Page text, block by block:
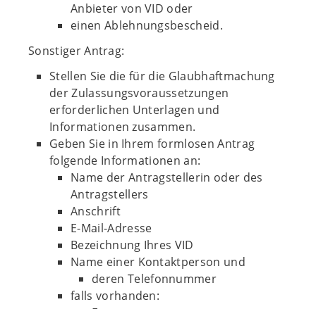
Anbieter von VID oder
einen Ablehnungsbescheid.
Sonstiger Antrag:
Stellen Sie die für die Glaubhaftmachung
der Zulassungsvoraussetzungen
erforderlichen Unterlagen und
Informationen zusammen.
Geben Sie in Ihrem formlosen Antrag
folgende Informationen an:
Name der Antragstellerin oder des
Antragstellers
Anschrift
E-Mail-Adresse
Bezeichnung Ihres VID
Name einer Kontaktperson und
deren Telefonnummer
falls vorhanden: